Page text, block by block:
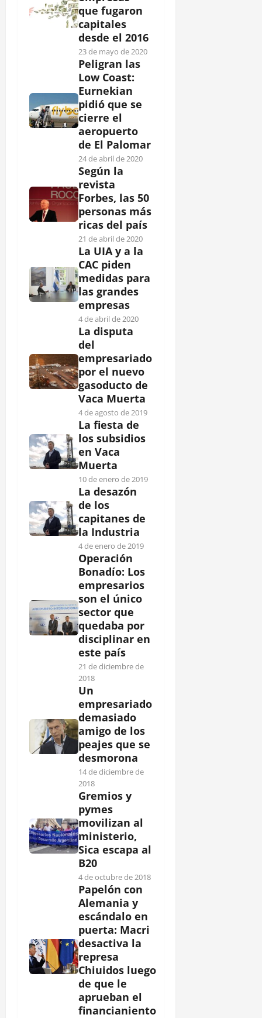
que fugaron
capitales
desde el 2016
23 de mayo de 2020
Peligran las
Low Coast:
Eurnekian
pidió que se
cierre el
aeropuerto
de El Palomar
24 de abril de 2020
Según la
revista
Forbes, las 50
personas más
ricas del país
21 de abril de 2020
La UIA y a la
CAC piden
medidas para
las grandes
empresas
4 de abril de 2020
La disputa
del
empresariado
por el nuevo
gasoducto de
Vaca Muerta
4 de agosto de 2019
La fiesta de
los subsidios
en Vaca
Muerta
10 de enero de 2019
La desazón
de los
capitanes de
la Industria
4 de enero de 2019
Operación
Bonadío: Los
empresarios
son el único
sector que
quedaba por
disciplinar en
este país
21 de diciembre de
2018
Un
empresariado
demasiado
amigo de los
peajes que se
desmorona
14 de diciembre de
2018
Gremios y
pymes
movilizan al
ministerio,
Sica escapa al
B20
4 de octubre de 2018
Papelón con
Alemania y
escándalo en
puerta: Macri
desactiva la
represa
Chiuidos luego
de que le
aprueban el
financianiento